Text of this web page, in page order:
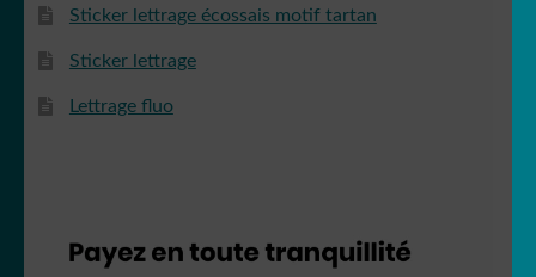
Sticker lettrage écossais motif tartan
Sticker lettrage
Lettrage fluo